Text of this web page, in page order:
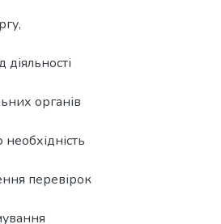
органів
перевірок